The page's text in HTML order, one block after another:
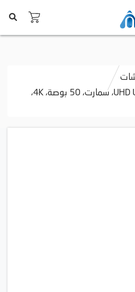
تلفزيون ال جي UHD UT80، سمارت، 50 بوصة، 4K،